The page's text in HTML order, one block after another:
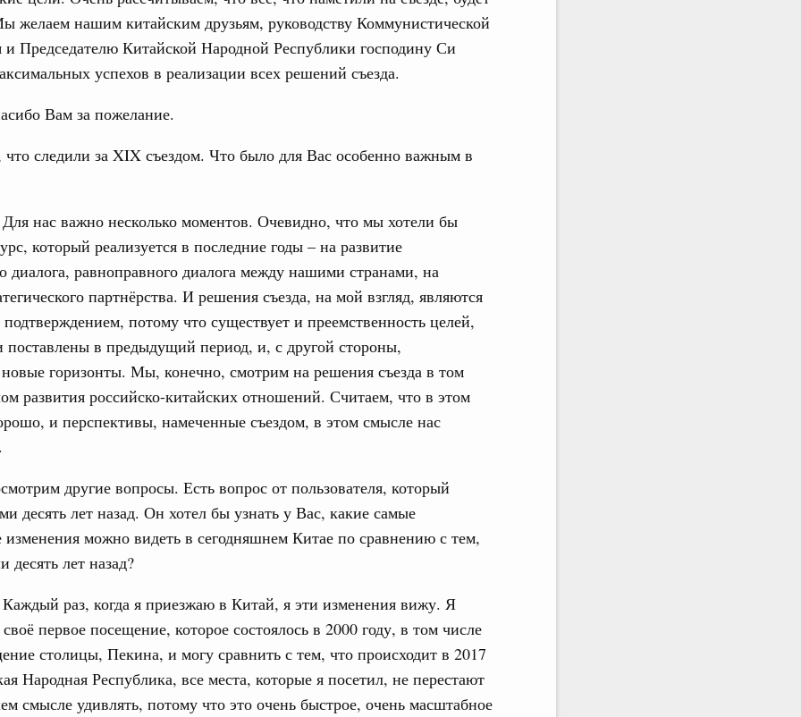
желаем нашим китайским друзьям, руководству Коммунистической
и Председателю Китайской Народной Республики господину Си
успехов в реализации всех решений съезда.
Вам за пожелание.
следили за XIX съездом. Что было для Вас особенно важным в
Для нас важно несколько моментов. Очевидно, что мы хотели бы
который реализуется в последние годы – на развитие
диалога, равноправного диалога между нашими странами, на
партнёрства. И решения съезда, на мой взгляд, являются
потому что существует и преемственность целей,
поставлены в предыдущий период, и, с другой стороны,
горизонты. Мы, конечно, смотрим на решения съезда в том
развития российско-китайских отношений. Считаем, что в этом
и перспективы, намеченные съездом, в этом смысле нас
другие вопросы. Есть вопрос от пользователя, который
десять лет назад. Он хотел бы узнать у Вас, какие самые
изменения можно видеть в сегодняшнем Китае по сравнению с тем,
десять лет назад?
Каждый раз, когда я приезжаю в Китай, я эти изменения вижу. Я
первое посещение, которое состоялось в 2000 году, в том числе
столицы, Пекина, и могу сравнить с тем, что происходит в 2017
Народная Республика, все места, которые я посетил, не перестают
смысле удивлять, потому что это очень быстрое, очень масштабное